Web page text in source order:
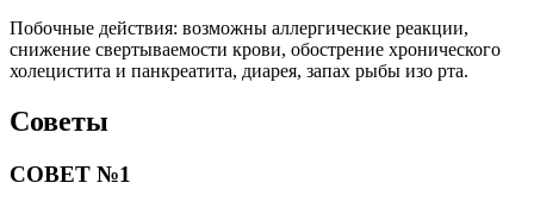
Побочные действия: возможны аллергические реакции,
снижение свертываемости крови, обострение хронического
холецистита и панкреатита, диарея, запах рыбы изо рта.
Советы
СОВЕТ №1